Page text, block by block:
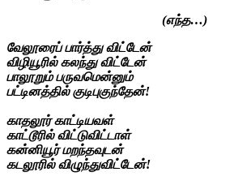
(எந்த…)
வேலூரைப் பார்த்து விட்டேன்
விழியூரில் கலந்து விட்டேன்
பாலூறும் பருவமென்னும்
பட்டினத்தில் குடிபுகுந்தேன்!
காதலூர் காட்டியவள்
காட்டூரில் விட்டுவிட்டாள்
கன்னியூர் மறந்தவுடன்
கடலூரில் விழுந்துவிட்டேன்!